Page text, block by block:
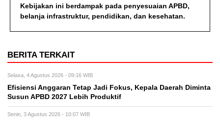
Kebijakan ini berdampak pada penyesuaian APBD,
belanja infrastruktur, pendidikan, dan kesehatan.
BERITA TERKAIT
Selasa, 4 Agustus 2026 - 09:16 WIB
Efisiensi Anggaran Tetap Jadi Fokus, Kepala Daerah Diminta
Susun APBD 2027 Lebih Produktif
Senin, 3 Agustus 2026 - 10:07 WIB